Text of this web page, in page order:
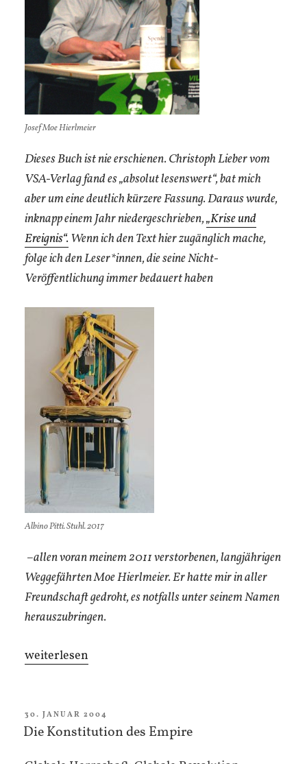
Josef Moe Hierlmeier
Dieses Buch ist nie erschienen. Christoph Lieber vom
VSA-Verlag fand es „absolut lesenswert“, bat mich
aber um eine deutlich kürzere Fassung. Daraus wurde,
inknapp einem Jahr niedergeschrieben,„Krise und
Ereignis“. Wenn ich den Text hier zugänglich mache,
folge ich den Leser*innen, die seine Nicht-
Veröffentlichung immer bedauert haben
Albino Pitti. Stuhl. 2017
–allen voran meinem 2011 verstorbenen, langjährigen
Weggefährten Moe Hierlmeier. Er hatte mir in aller
Freundschaft gedroht, es notfalls unter seinem Namen
herauszubringen.
„Hyperrevolution.
einem
aleatorischen
weiterlesen
VERÖFFENTLICHT
AM
30. JANUAR 2004
Die Konstitution des Empire